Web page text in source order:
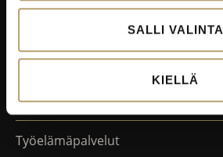
SALLI VALINTA
KIELLÄ
Ruokalistat
Kokous-, koulutus- ja juhlapalvelut
Oiva-raportit
YRITYKSILLE
Työelämäpalvelut